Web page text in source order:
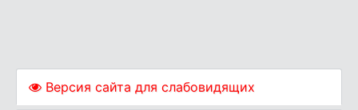
Версия сайта для слабовидящих